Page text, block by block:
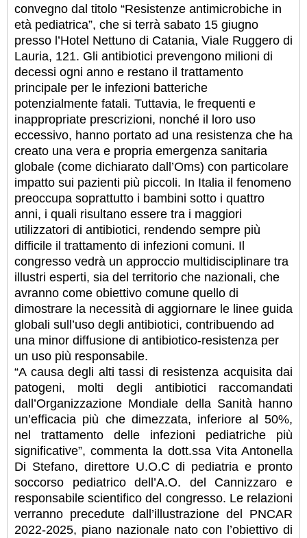
convegno dal titolo “Resistenze antimicrobiche in
età pediatrica”, che si terrà sabato 15 giugno
presso l’Hotel Nettuno di Catania, Viale Ruggero di
Lauria, 121. Gli antibiotici prevengono milioni di
decessi ogni anno e restano il trattamento
principale per le infezioni batteriche
potenzialmente fatali. Tuttavia, le frequenti e
inappropriate prescrizioni, nonché il loro uso
eccessivo, hanno portato ad una resistenza che ha
creato una vera e propria emergenza sanitaria
globale (come dichiarato dall’Oms) con particolare
impatto sui pazienti più piccoli. In Italia il fenomeno
preoccupa soprattutto i bambini sotto i quattro
anni, i quali risultano essere tra i maggiori
utilizzatori di antibiotici, rendendo sempre più
difficile il trattamento di infezioni comuni. Il
congresso vedrà un approccio multidisciplinare tra
illustri esperti, sia del territorio che nazionali, che
avranno come obiettivo comune quello di
dimostrare la necessità di aggiornare le linee guida
globali sull’uso degli antibiotici, contribuendo ad
una minor diffusione di antibiotico-resistenza per
un uso più responsabile.
“A causa degli alti tassi di resistenza acquisita dai
patogeni, molti degli antibiotici raccomandati
dall’Organizzazione Mondiale della Sanità hanno
un’efficacia più che dimezzata, inferiore al 50%,
nel trattamento delle infezioni pediatriche più
significative”, commenta la dott.ssa Vita Antonella
Di Stefano, direttore U.O.C di pediatria e pronto
soccorso pediatrico dell’A.O. del Cannizzaro e
responsabile scientifico del congresso. Le relazioni
verranno precedute dall’illustrazione del PNCAR
2022-2025, piano nazionale nato con l’obiettivo di